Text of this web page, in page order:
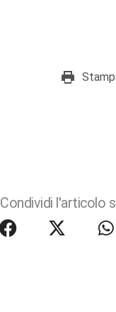
Condividi l'articolo